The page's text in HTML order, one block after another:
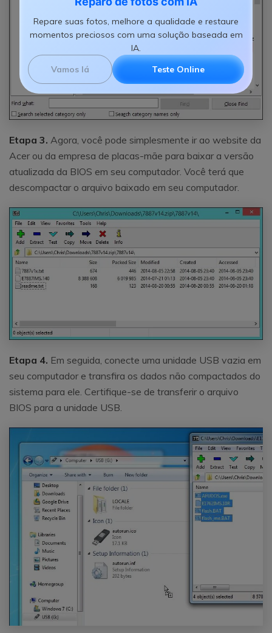
Repare suas fotos, melhore a qualidade e restaure
momentos preciosos com uma solução baseada em
IA.
Vamos lá
Teste Online
Etapa 3. Agora, você pode simplesmente ir ao website da
Acer ou da empresa de placas-mãe para baixar a versão
atualizada da BIOS em seu computador. Você terá que
descompactar o arquivo baixado em seu computador.
Etapa 4. Em seguida, conecte uma unidade USB vazia em
seu computador e transfira os dados não compactados do
sistema para ele. Certifique-se de transferir o arquivo
BIOS para a unidade USB.